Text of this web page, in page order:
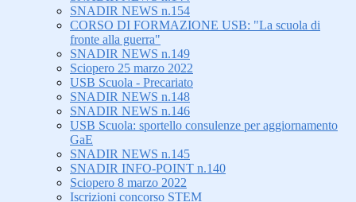
SNADIR NEWS n.154
CORSO DI FORMAZIONE USB: "La scuola di
fronte alla guerra"
SNADIR NEWS n.149
Sciopero 25 marzo 2022
USB Scuola - Precariato
SNADIR NEWS n.148
SNADIR NEWS n.146
USB Scuola: sportello consulenze per aggiornamento
GaE
SNADIR NEWS n.145
SNADIR INFO-POINT n.140
Sciopero 8 marzo 2022
Iscrizioni concorso STEM